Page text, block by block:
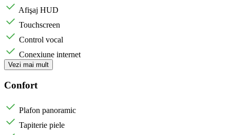
Afişaj HUD
Touchscreen
Control vocal
Conexiune internet
Vezi mai mult
Confort
Plafon panoramic
Tapiterie piele